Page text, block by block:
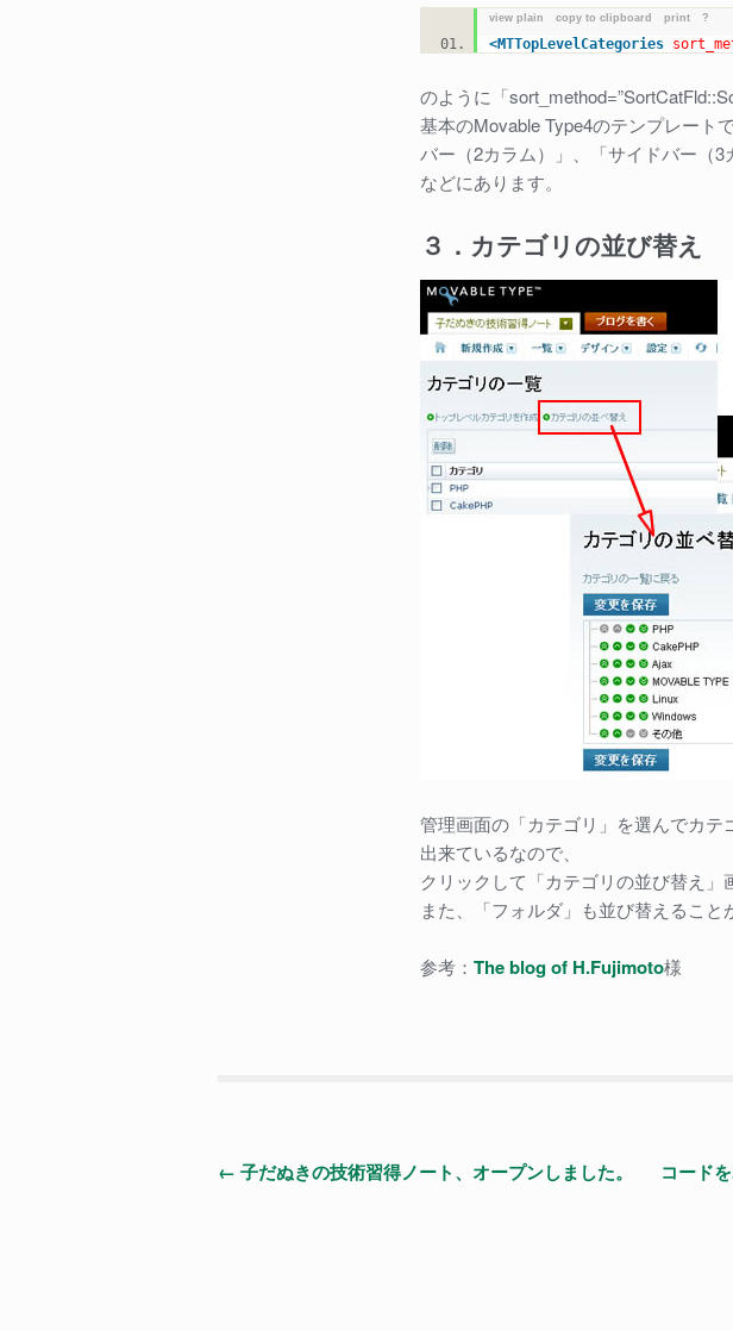
view plain copy to clipboard print ?
<MTTopLevelCategories
のように「
基本のMovable Type4のテンプレート
バー（2カラム）」、「サイドバー（3
などにあります。
３．カテゴリの並び替え
管理画面の「カテゴリ」を選んでカ
出来ているなので、
クリックして「カテゴリの並び替え」
また、「フォルダ」も並び替えること
参考：The blog of H.Fujimoto様
投
← 子だぬきの技術習得ノート、オープンしました。
コード